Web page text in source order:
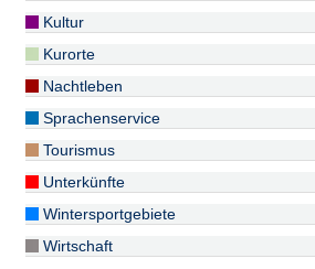
Kultur
Kurorte
Nachtleben
Sprachenservice
Tourismus
Unterkünfte
Wintersportgebiete
Wirtschaft